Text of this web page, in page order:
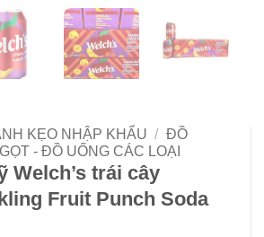
KẸO NHẬP KHẨU / ĐỒ
- ĐỒ UỐNG CÁC LOẠI
Welch’s trái cây
Fruit Punch Soda